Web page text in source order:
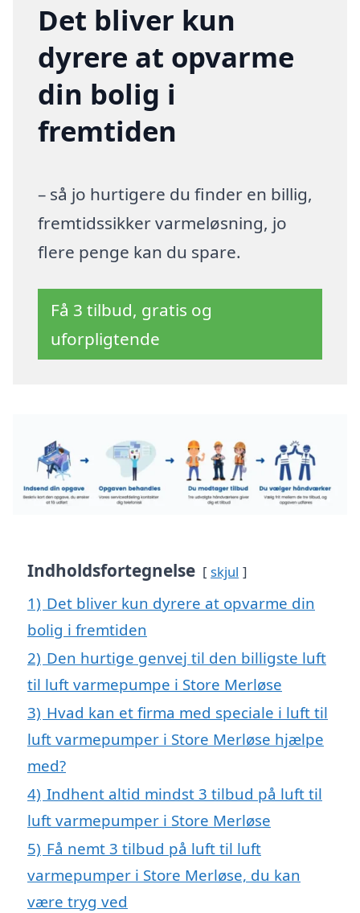
Det bliver kun
dyrere at opvarme
din bolig i
fremtiden
– så jo hurtigere du finder en billig,
fremtidssikker varmeløsning, jo
flere penge kan du spare.
Få 3 tilbud, gratis og
uforpligtende
Indholdsfortegnelse skjul
1) Det bliver kun dyrere at opvarme din
bolig i fremtiden
2) Den hurtige genvej til den billigste luft
til luft varmepumpe i Store Merløse
3) Hvad kan et firma med speciale i luft til
luft varmepumper i Store Merløse hjælpe
med?
4) Indhent altid mindst 3 tilbud på luft til
luft varmepumper i Store Merløse
5) Få nemt 3 tilbud på luft til luft
varmepumper i Store Merløse, du kan
være tryg ved